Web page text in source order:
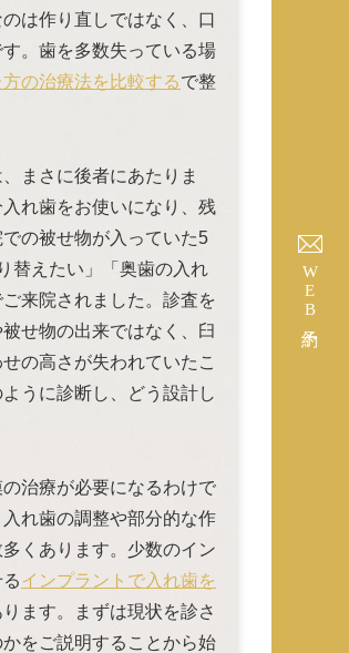
WEB予約
は作り直しではなく、口
。歯を多数失っている場
の治療法を比較するで整
まさに後者にあたりま
れ歯をお使いになり、残
の被せ物が入っていた5
替えたい」「奥歯の入れ
来院されました。診査を
せ物の出来ではなく、臼
の高さが失われていたこ
うに診断し、どう設計し
治療が必要になるわけで
れ歯の調整や部分的な作
くあります。少数のイン
インプラントで入れ歯を
ります。まずは現状を診さ
をご説明することから始